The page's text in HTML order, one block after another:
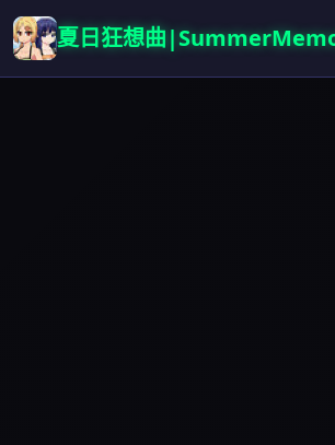
夏日狂想曲